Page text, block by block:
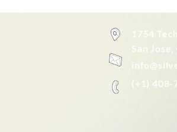
1754
San
(+1) 408-